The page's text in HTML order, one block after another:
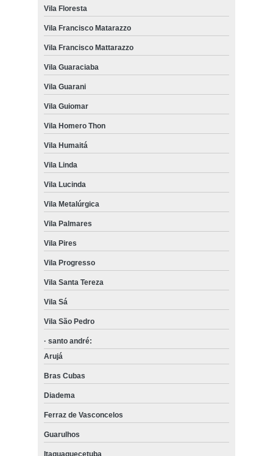
Vila Floresta
Vila Francisco Matarazzo
Vila Francisco Mattarazzo
Vila Guaraciaba
Vila Guarani
Vila Guiomar
Vila Homero Thon
Vila Humaitá
Vila Linda
Vila Lucinda
Vila Metalúrgica
Vila Palmares
Vila Pires
Vila Progresso
Vila Santa Tereza
Vila Sá
Vila São Pedro
· santo andré:
Arujá
Bras Cubas
Diadema
Ferraz de Vasconcelos
Guarulhos
Itaquaquecetuba